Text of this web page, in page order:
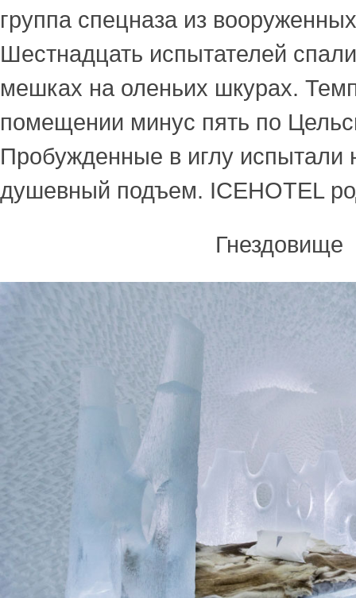
группа спецназа из
Шестнадцать испытателей
мешках на оленьих шкурах.
помещении минус пять по
Пробужденные в иглу испытали
душевный подъем. ICEHOTEL
Гнездовище